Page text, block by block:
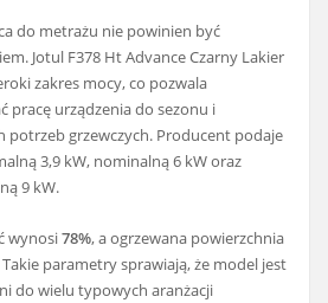
do metrażu nie powinien być
Jotul F378 Ht Advance Czarny Lakier
zakres mocy, co pozwala
pracę urządzenia do sezonu i
potrzeb grzewczych. Producent podaje
3,9 kW, nominalną 6 kW oraz
9 kW.
wynosi78%, a ogrzewana powierzchnia
Takie parametry sprawiają, że model jest
do wielu typowych aranżacji